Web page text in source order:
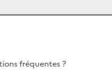
fréquentes ?